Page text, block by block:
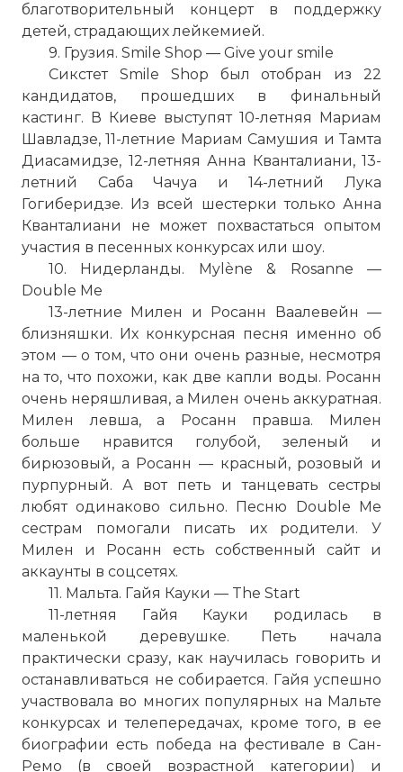
благотворительный концерт в поддержку
детей, страдающих лейкемией.
9. Грузия. Smile Shop — Give your smile
Сикстет Smile Shop был отобран из 22
кандидатов, прошедших в финальный
кастинг. В Киеве выступят 10-летняя Мариам
Шавладзе, 11-летние Мариам Самушия и Тамта
Диасамидзе, 12-летняя Анна Кванталиани, 13-
летний Саба Чачуа и 14-летний Лука
Гогиберидзе. Из всей шестерки только Анна
Кванталиани не может похвастаться опытом
участия в песенных конкурсах или шоу.
10. Нидерланды. Mylène & Rosanne —
Double Me
13-летние Милен и Росанн Ваалевейн —
близняшки. Их конкурсная песня именно об
этом — о том, что они очень разные, несмотря
на то, что похожи, как две капли воды. Росанн
очень неряшливая, а Милен очень аккуратная.
Милен левша, а Росанн правша. Милен
больше нравится голубой, зеленый и
бирюзовый, а Росанн — красный, розовый и
пурпурный. А вот петь и танцевать сестры
любят одинаково сильно. Песню Double Me
сестрам помогали писать их родители. У
Милен и Росанн есть собственный сайт и
аккаунты в соцсетях.
11. Мальта. Гайя Кауки — The Start
11-летняя Гайя Кауки родилась в
маленькой деревушке. Петь начала
практически сразу, как научилась говорить и
останавливаться не собирается. Гайя успешно
участвовала во многих популярных на Мальте
конкурсах и телепередачах, кроме того, в ее
биографии есть победа на фестивале в Сан-
Ремо (в своей возрастной категории) и